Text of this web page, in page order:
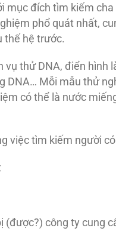
mục đích tìm kiếm
phổ quát nhất,
thế hệ trước.
vụ thử DNA, điển hình
DNA… Mỗi mẫu thử
có thể là nước
việc tìm kiếm người
(được?) công ty cung